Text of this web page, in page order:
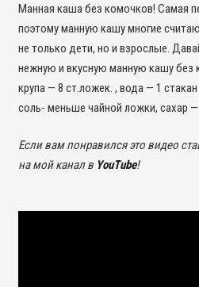
Манная каша без комочков! Самая
поэтому манную кашу многие
не только дети, но и взрослые.
нежную и вкусную манную кашу без
крупа — 8 ст.ложек. , вода — 1
соль- меньше чайной ложки, сахар —
Если вам понравился это видео
на мой канал в YouTube!